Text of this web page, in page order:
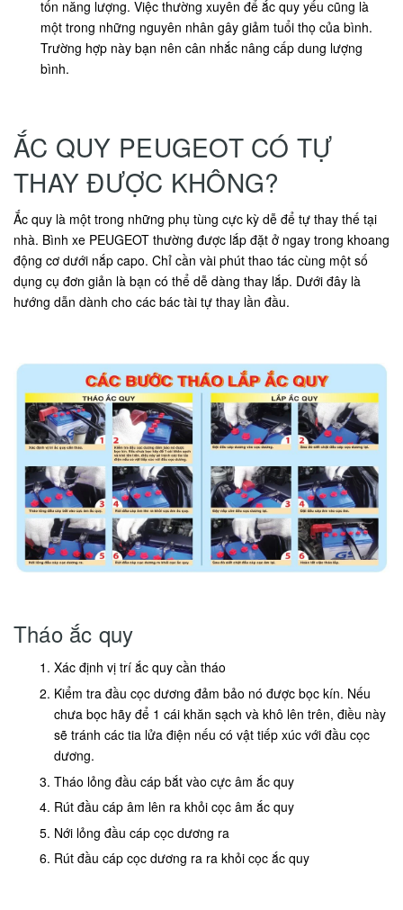
tốn năng lượng. Việc thường xuyên để ắc quy yếu cũng là
một trong những nguyên nhân gây giảm tuổi thọ của bình.
Trường hợp này bạn nên cân nhắc nâng cấp dung lượng
bình.
ẮC QUY PEUGEOT CÓ TỰ
THAY ĐƯỢC KHÔNG?
Ắc quy là một trong những phụ tùng cực kỳ dễ để tự thay thế tại
nhà. Bình xe PEUGEOT thường được lắp đặt ở ngay trong khoang
động cơ dưới nắp capo. Chỉ cần vài phút thao tác cùng một số
dụng cụ đơn giản là bạn có thể dễ dàng thay lắp. Dưới đây là
hướng dẫn dành cho các bác tài tự thay lần đầu.
Tháo ắc quy
Xác định vị trí ắc quy cần tháo
Kiểm tra đầu cọc dương đảm bảo nó được bọc kín. Nếu
chưa bọc hãy để 1 cái khăn sạch và khô lên trên, điều này
sẽ tránh các tia lửa điện nếu có vật tiếp xúc với đầu cọc
dương.
Tháo lỏng đầu cáp bắt vào cực âm ắc quy
Rút đầu cáp âm lên ra khỏi cọc âm ắc quy
Nới lỏng đầu cáp cọc dương ra
Rút đầu cáp cọc dương ra ra khỏi cọc ắc quy